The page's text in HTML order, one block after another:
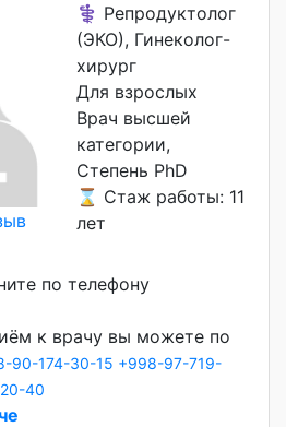
⚕️ Репродуктолог
(ЭКО), Гинеколог-
хирург
Для взрослых
Врач высшей
категории
Степень PhD
⌛ Стаж работы: 11
лет
по телефону
к врачу вы можете по
90-174-30-15 +998-97-719-
40